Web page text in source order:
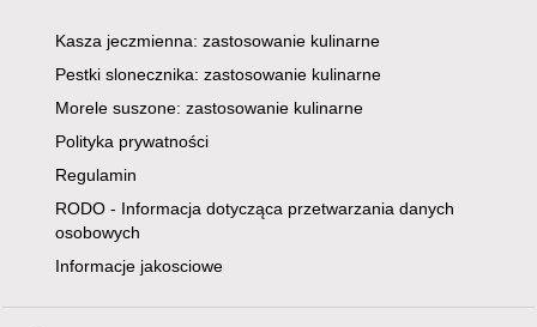
Kasza jeczmienna: zastosowanie kulinarne
Pestki slonecznika: zastosowanie kulinarne
Morele suszone: zastosowanie kulinarne
Polityka prywatności
Regulamin
RODO - Informacja dotycząca przetwarzania danych
osobowych
Informacje jakosciowe